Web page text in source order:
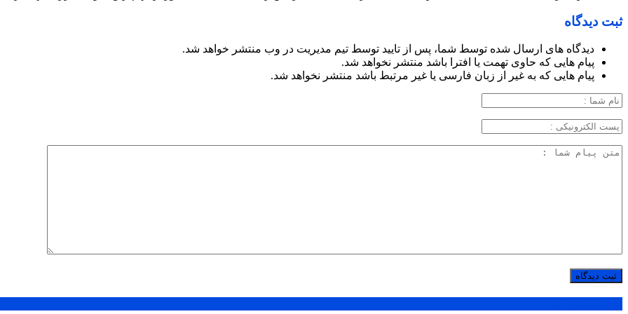
ثبت دیدگاه
دیدگاه های ارسال شده توسط شما، پس از تایید توسط تیم مدیریت در وب منتشر خواهد شد.
پیام هایی که حاوی تهمت یا افترا باشد منتشر نخواهد شد.
پیام هایی که به غیر از زبان فارسی یا غیر مرتبط باشد منتشر نخواهد شد.